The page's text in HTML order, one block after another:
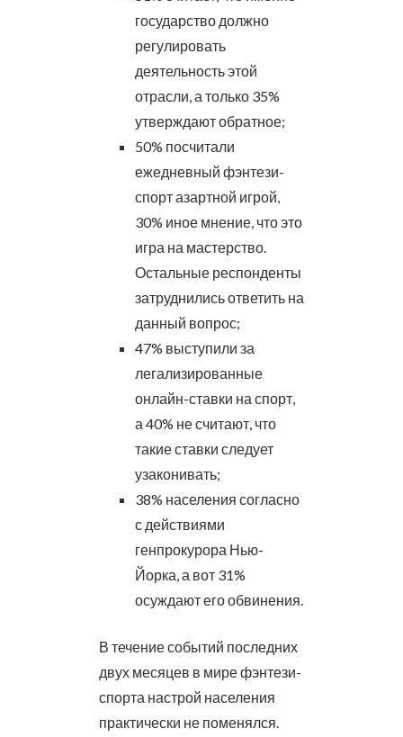
государство должно
регулировать
деятельность этой
отрасли, а только 35%
утверждают обратное;
50% посчитали
ежедневный фэнтези-
спорт азартной игрой,
30% иное мнение, что это
игра на мастерство.
Остальные респонденты
затруднились ответить на
данный вопрос;
47% выступили за
легализированные
онлайн-ставки на спорт,
а 40% не считают, что
такие ставки следует
узаконивать;
38% населения согласно
с действиями
генпрокурора Нью-
Йорка, а вот 31%
осуждают его обвинения.
В течение событий последних
двух месяцев в мире фэнтези-
спорта настрой населения
практически не поменялся.